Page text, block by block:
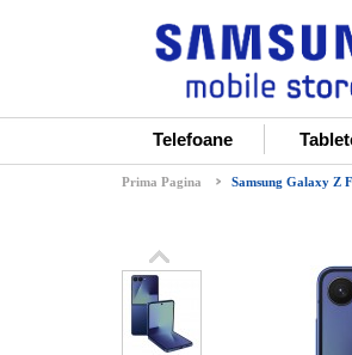
Telefoane
Prima Pagina Samsung Galaxy Z